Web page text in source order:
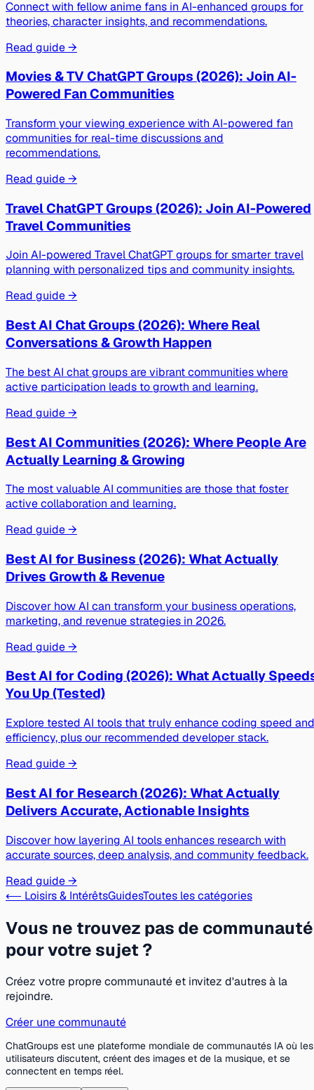
Connect with fellow anime fans in AI-enhanced groups for
theories, character insights, and recommendations.
Read guide →
Movies & TV ChatGPT Groups (2026): Join AI-
Powered Fan Communities
Transform your viewing experience with AI-powered fan
communities for real-time discussions and
recommendations.
Read guide →
Travel ChatGPT Groups (2026): Join AI-Powered
Travel Communities
Join AI-powered Travel ChatGPT groups for smarter travel
planning with personalized tips and community insights.
Read guide →
Best AI Chat Groups (2026): Where Real
Conversations & Growth Happen
The best AI chat groups are vibrant communities where
active participation leads to growth and learning.
Read guide →
Best AI Communities (2026): Where People Are
Actually Learning & Growing
The most valuable AI communities are those that foster
active collaboration and learning.
Read guide →
Best AI for Business (2026): What Actually
Drives Growth & Revenue
Discover how AI can transform your business operations,
marketing, and revenue strategies in 2026.
Read guide →
Best AI for Coding (2026): What Actually
You Up (Tested)
Explore tested AI tools that truly enhance coding speed and
efficiency, plus our recommended developer stack.
Read guide →
Best AI for Research (2026): What Actually
Delivers Accurate, Actionable Insights
Discover how layering AI tools enhances research with
accurate sources, deep analysis, and community feedback.
Read guide →
⟵ Loisirs & IntérêtsGuidesToutes les catégories
Vous ne trouvez pas de communauté
pour votre sujet ?
Créez votre propre communauté et invitez d'autres à la
rejoindre.
Créer une communauté
ChatGroups est une plateforme mondiale de communautés IA où les
utilisateurs discutent, créent des images et de la musique, et se
connectent en temps réel.